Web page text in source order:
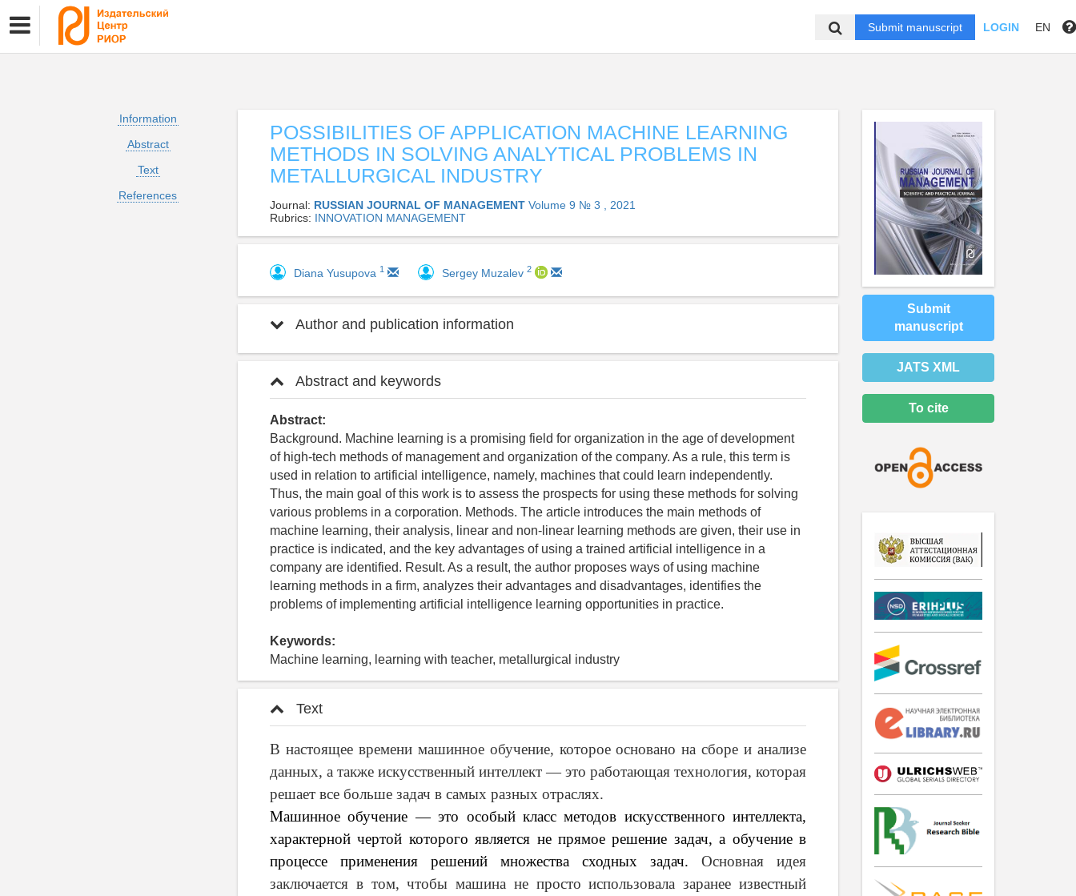
Submit manuscript LOGIN EN
Information
Abstract
Text
References
POSSIBILITIES OF APPLICATION MACHINE LEARNING
METHODS IN SOLVING ANALYTICAL PROBLEMS IN
METALLURGICAL INDUSTRY
Journal: RUSSIAN JOURNAL OF MANAGEMENT Volume 9 № 3 , 2021
Rubrics: INNOVATION MANAGEMENT
Diana Yusupova 1 Sergey Muzalev 2
Author and publication information
Abstract and keywords
Abstract:
Background. Machine learning is a promising field for organization in the age of development
of high-tech methods of management and organization of the company. As a rule, this term is
used in relation to artificial intelligence, namely, machines that could learn independently.
Thus, the main goal of this work is to assess the prospects for using these methods for solving
various problems in a corporation. Methods. The article introduces the main methods of
machine learning, their analysis, linear and non-linear learning methods are given, their use in
practice is indicated, and the key advantages of using a trained artificial intelligence in a
company are identified. Result. As a result, the author proposes ways of using machine
learning methods in a firm, analyzes their advantages and disadvantages, identifies the
problems of implementing artificial intelligence learning opportunities in practice.
Keywords:
Machine learning, learning with teacher, metallurgical industry
Text
В настоящее времени машинное обучение, которое основано на сборе и анализе
данных, а также искусственный интеллект — это работающая технология, которая
решает все больше задач в самых разных отраслях.
Машинное обучение — это особый класс методов искусственного интеллекта,
характерной чертой которого является не прямое решение задач, а обучение в
процессе применения решений множества сходных задач. Основная идея
заключается в том, чтобы машина не просто использовала заранее известный
Submit
manuscript
JATS XML
To cite